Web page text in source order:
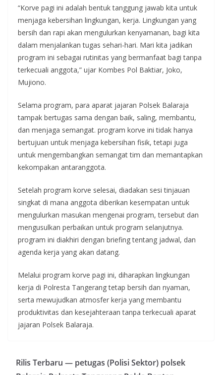
“Korve pagi ini adalah bentuk tanggung jawab kita untuk
menjaga kebersihan lingkungan, kerja. Lingkungan yang
bersih dan rapi akan mengulurkan kenyamanan, bagi kita
dalam menjalankan tugas sehari-hari. Mari kita jadikan
program ini sebagai rutinitas yang bermanfaat bagi tanpa
terkecuali anggota,” ujar Kombes Pol Baktiar, Joko,
Mujiono.
Selama program, para aparat jajaran Polsek Balaraja
tampak bertugas sama dengan baik, saling, membantu,
dan menjaga semangat. program korve ini tidak hanya
bertujuan untuk menjaga kebersihan fisik, tetapi juga
untuk mengembangkan semangat tim dan memantapkan
kekompakan antaranggota.
Setelah program korve selesai, diadakan sesi tinjauan
singkat di mana anggota diberikan kesempatan untuk
mengulurkan masukan mengenai program, tersebut dan
mengusulkan perbaikan untuk program selanjutnya.
program ini diakhiri dengan briefing tentang jadwal, dan
agenda kerja yang akan datang.
Melalui program korve pagi ini, diharapkan lingkungan
kerja di Polresta Tangerang tetap bersih dan nyaman,
serta mewujudkan atmosfer kerja yang membantu
produktivitas dan kesejahteraan tanpa terkecuali aparat
jajaran Polsek Balaraja.
Rilis Terbaru — petugas (Polisi Sektor) polsek